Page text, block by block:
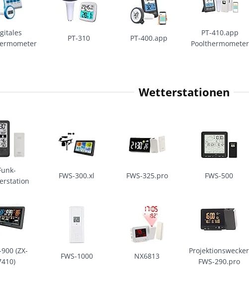
PT-310 PT-400.app
PT-410.app
Poolthermometer
Wetterstationen
FWS-300.xl FWS-325.pro FWS-500
900 (ZX-
FWS-1000 NX6813
Projektionswecker
FWS-290.pro